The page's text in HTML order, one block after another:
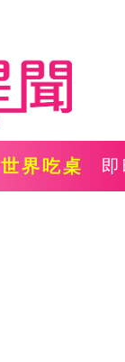
界吃桌 即